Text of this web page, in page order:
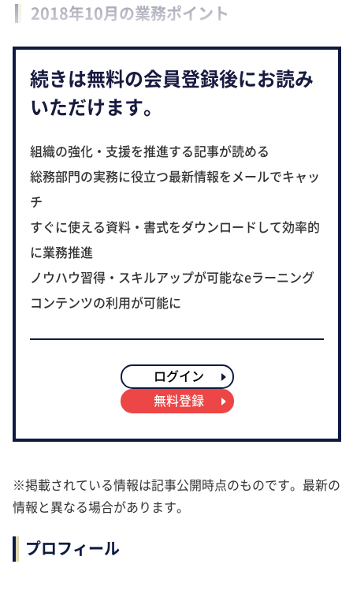
2018年10月の業務ポイント
続きは無料の会員登録後にお読み
いただけます。
組織の強化・支援を推進する記事が読める
総務部門の実務に役立つ最新情報をメールでキャッ
チ
すぐに使える資料・書式をダウンロードして効率的
に業務推進
ノウハウ習得・スキルアップが可能なeラーニング
コンテンツの利用が可能に
ログイン
無料登録
※掲載されている情報は記事公開時点のものです。最新の
情報と異なる場合があります。
プロフィール